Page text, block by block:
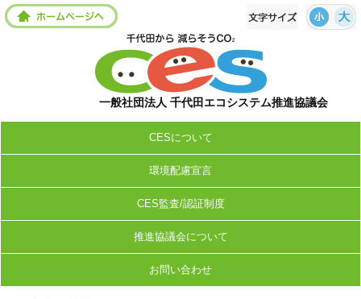
一般社団法人 千代田エコシステム推進協議会
CESについて
環境配慮宣言
CES監査/認証制度
推進協議会について
お問い合わせ